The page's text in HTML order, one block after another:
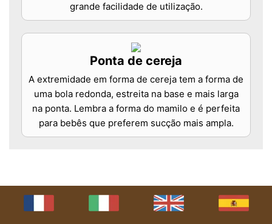
grande facilidade de utilização.
Ponta de cereja
A extremidade em forma de cereja tem a forma de
uma bola redonda, estreita na base e mais larga
na ponta. Lembra a forma do mamilo e é perfeita
para bebês que preferem sucção mais ampla.